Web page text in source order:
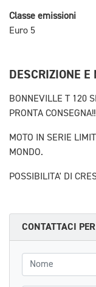
Classe emissioni
Euro 5
DESCRIZIONE E
BONNEVILLE T 120
PRONTA
MOTO IN SERIE
MONDO.
POSSIBILITA' DI
CONTATTACI
Nome